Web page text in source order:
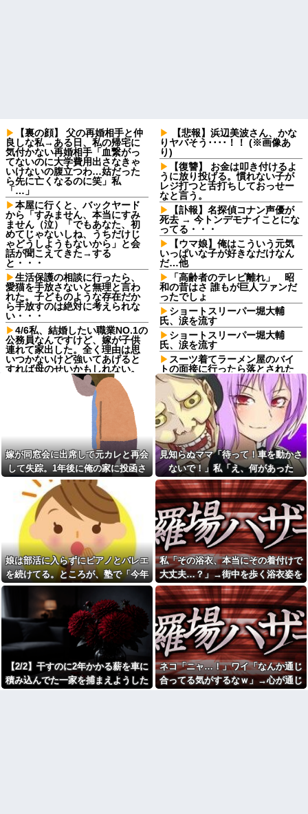
【裏の顔】 父の再婚相手と仲
良しな私→ある日、私の帰宅に
気付かない再婚相手「血繋がっ
てないのに大学費用出さなきゃ
いけないの腹立つわ…姑だった
ら先に亡くなるのに笑」私
「…」
本屋に行くと、バックヤード
から「すみません、本当にすみ
ません（泣）「でもあなた、初
めてじゃないしね、うちだけじ
ゃどうしようもないから」と会
話が聞こえてきた→する
と・・・
生活保護の相談に行ったら、
愛猫を手放さないと無理と言わ
れた。子どものような存在だか
ら手放すのは絶対に考えられな
い・・・
4/6私、結婚したい職業NO.1の
公務員なんですけど、嫁が子供
連れて家出した。全く理由は思
いつかないけど強いてあげると
すれば母のせいかもしれない。
嫁のせいでアトピー悪化しそう
WWWWWWWWWWWWWWWW
【悲報】 婚約指輪が「たった
の0.3ct」で毎日泣いてる私がヤ
バすぎる理由がコレｗｗｗｗｗ
タイミング悪かった。猫を拾
ったのが年末でそのまま年を越
すことになった
今日から業務報告書の「庶
務」っていう大項目が急に廃止
されたんだけど意味不明すぎる
床屋さんごっこと言って母親
の髪を切った友達が笑顔で「は
い、次〇〇の番！」とハサミを
差し出してきた。
浮気相手との性行為時間→3時
wwwwwwwww
引越して一週間経った頃、隣
の奥さんから「掃除機の音がう
るさい」と苦情があった。静か
に暮らしていたはずなのに、原
因を探るとまさかの事実が…
赤信号で追突してきた加害女
性、降りてこず謝罪ポーズ
→「わざとじゃないのに保険使
【悲報】浜辺美波さん、かな
りヤバそう････！！ (※画像あ
り)
【復讐】 お金は叩き付けるよ
うに放り投げる。慣れない子が
レジ打つと舌打ちしておっせー
なと言う。
【訃報】名探偵コナン声優が
死去 → 今トンデモナイことにな
ってる・・・
【ウマ娘】俺はこういう元気
いっぱいな子が好きなだけなん
だ…他
「高齢者のテレビ離れ」 昭
和の昔はさ 誰もが巨人ファンだ
ったでしょ
ショートスリーパー堀大輔
氏、涙を流す
ショートスリーパー堀大輔
氏、涙を流す
スーツ着てラーメン屋のバイ
トの面接に行ったら落とされた
ｗ
「子供を作らなきゃよかっ
た」思い通りの人生設計になら
ず妻へ暴言を吐く友人。離婚を
突きつけられ鬱になった友人に
かけた『最後の一言』←後味が
悪すぎて心が痛む
20年くらい前だけど当時お付
き合いがあった仲間が神社に赤
いものを身につけちゃいけない
と言ってた
【トー横キッズ】家庭環境や
毒親とのトラブルに悩む若者
「大人に相談しても具体的に何
もしてくれない」EXIT兼近「搾
取しようとする大人をどう除外
するか」
スープカレー流行期にジャガ
イモ煮崩れでドロドロの「大惨
事カレー」を錬成してしまった
私、怒る母「こんなのスープカ
レーじゃない！」→私「作り直
す？」→母「捨てるの禁止！」
という逃げ場ゼロで理不尽すぎ
た
俺｢そろそろ子供がほしい｣嫁
｢弟君の面倒が見れなくなるから
今は無理。まだ見ぬ我が子より
弟君の方が大事｣俺｢あんなクソ
ガキ可愛くない｣嫁｢やっぱりね｣
→マジギレしちゃった
嫁が同窓会に出席して元カレと再会
して失踪。1年後に俺の家に投函さ
れたものがこれ...
見知らぬママ「待って！車を動かさ
ないで！」私「え、何があった
の！？」→慌てて降りると園長先生
が激怒していて…
娘は部活に入らずにピアノとバレエ
を続けてる。ところが、塾で「今年
の合唱コン伴奏は諦めなさい」と言
われたらしく...
私「その浴衣、本当にその着付けで
大丈夫…？」→街中を歩く浴衣姿を
見て、違和感ばかりが気になってし
まい…
【2/2】干すのに2年かかる薪を車に
積み込んでた一家を捕まえようした
ネコ「ニャ…！」ワイ「なんか通じ
合ってる気がするなｗ」→心が通じ